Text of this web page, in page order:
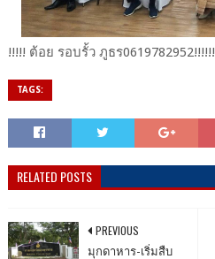
!!!!! ต้อย​ รอบ​รั้ว​ ภูธร​0619782952!!!!!!
TAGS:
RELATED POSTS
PREVIOUS
มุกดาหาร-เริ่มสืบ